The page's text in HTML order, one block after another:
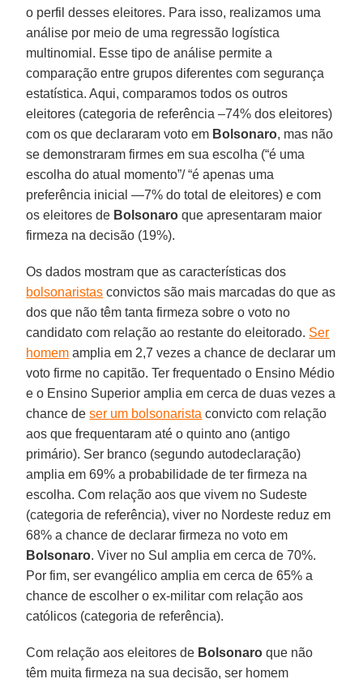
o perfil desses eleitores. Para isso, realizamos uma
análise por meio de uma regressão logística
multinomial. Esse tipo de análise permite a
comparação entre grupos diferentes com segurança
estatística. Aqui, comparamos todos os outros
eleitores (categoria de referência –74% dos eleitores)
com os que declararam voto em Bolsonaro, mas não
se demonstraram firmes em sua escolha (“é uma
escolha do atual momento”/ “é apenas uma
preferência inicial —7% do total de eleitores) e com
os eleitores de Bolsonaro que apresentaram maior
firmeza na decisão (19%).
Os dados mostram que as características dos
bolsonaristas convictos são mais marcadas do que as
dos que não têm tanta firmeza sobre o voto no
candidato com relação ao restante do eleitorado. Ser
homem amplia em 2,7 vezes a chance de declarar um
voto firme no capitão. Ter frequentado o Ensino Médio
e o Ensino Superior amplia em cerca de duas vezes a
chance deser um bolsonarista convicto com relação
aos que frequentaram até o quinto ano (antigo
primário). Ser branco (segundo autodeclaração)
amplia em 69% a probabilidade de ter firmeza na
escolha. Com relação aos que vivem no Sudeste
(categoria de referência), viver no Nordeste reduz em
68% a chance de declarar firmeza no voto em
Bolsonaro. Viver no Sul amplia em cerca de 70%.
Por fim, ser evangélico amplia em cerca de 65% a
chance de escolher o ex-militar com relação aos
católicos (categoria de referência).
Com relação aos eleitores de Bolsonaro que não
têm muita firmeza na sua decisão, ser homem